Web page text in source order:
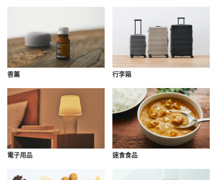
香薰 行李箱
電子用品 速食食品